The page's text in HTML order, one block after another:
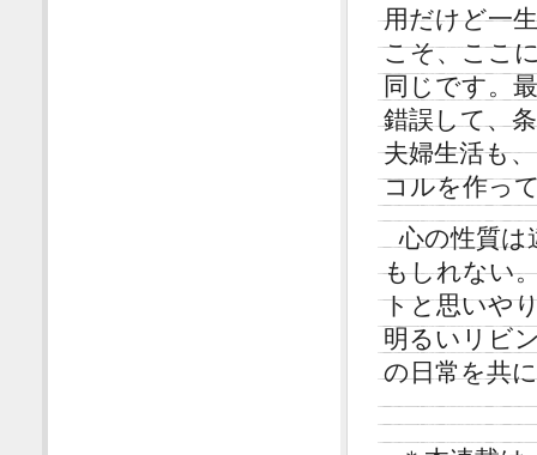
用だけど一
こそ、ここ
同じです。
錯誤して、
夫婦生活も
コルを作っ
心の性質は
もしれない
トと思いや
明るいリビ
の日常を共